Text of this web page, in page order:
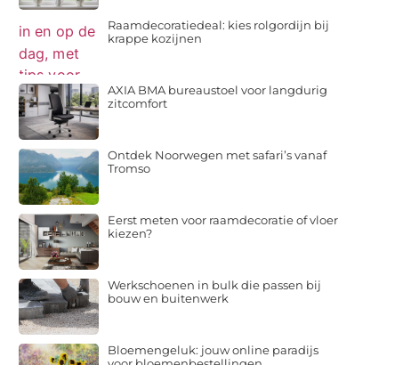
Raamdecoratiedeal: kies rolgordijn bij
krappe kozijnen
AXIA BMA bureaustoel voor langdurig
zitcomfort
Ontdek Noorwegen met safari’s vanaf
Tromso
Eerst meten voor raamdecoratie of vloer
kiezen?
Werkschoenen in bulk die passen bij
bouw en buitenwerk
Bloemengeluk: jouw online paradijs